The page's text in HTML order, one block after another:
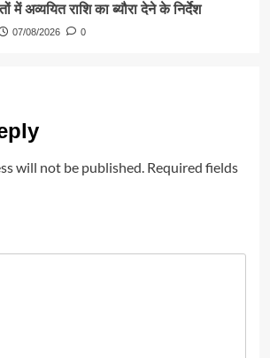
अव्ययित राशि का ब्यौरा देने के निर्देश
07/08/2026 0
will not be published. Required fields